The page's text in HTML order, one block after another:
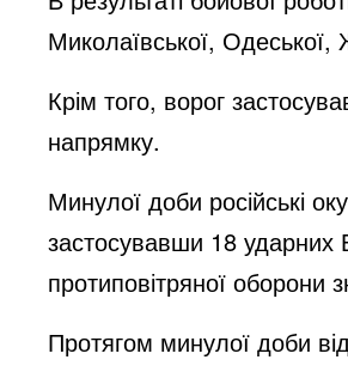
Миколаївської,
Крім того, ворог
напрямку.
Минулої доби російські
застосувавши 18
протиповітряної
Протягом минулої доби